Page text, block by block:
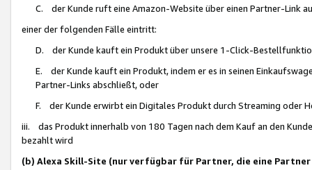
C. der Kunde ruft eine Amazon-Website über einen Partner-Link
einer der folgenden Fälle eintritt:
D. der Kunde kauft ein Produkt über unsere 1-Click-
E. der Kunde kauft ein Produkt, indem er es in seinen
Partner-Links abschließt, oder
F. der Kunde erwirbt ein Digitales Produkt durch Streaming oder
iii. das Produkt innerhalb von 180 Tagen nach dem Kauf an den
bezahlt wird
(b) Alexa Skill-Site (nur verfügbar für Partner, die eine